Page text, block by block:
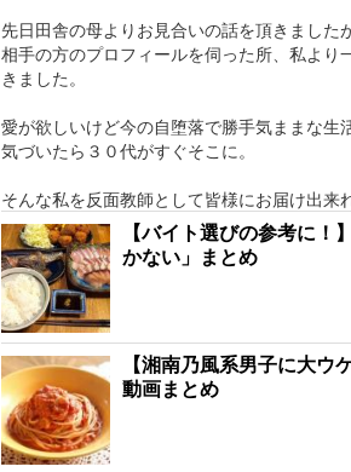
先日田舎の母よりお見合いの話を頂きました
相手の方のプロフィールを伺った所、私よ
きました。
愛が欲しいけど今の自堕落で勝手気ままな生
気づいたら３０代がすぐそこに。
そんな私を反面教師として皆様にお届け出来
【バイト選びの参考に
かない」まとめ
【湘南乃風系男子に大
動画まとめ